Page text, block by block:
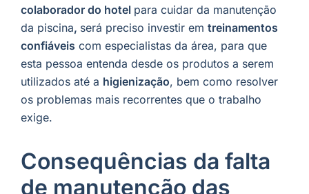
colaborador do hotel para cuidar da manutenção
da piscina, será preciso investir em treinamentos
confiáveis com especialistas da área, para que
esta pessoa entenda desde os produtos a serem
utilizados até a higienização, bem como resolver
os problemas mais recorrentes que o trabalho
exige.
Consequências da falta
de manutenção das